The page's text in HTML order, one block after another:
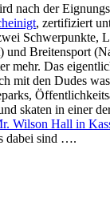
nach der
, zertifiziert
Schwerpunkte,
und Breitensport
mehr. Das
mit den Dudes
skaten in einer
Wilson Hall in
dabei sind ….